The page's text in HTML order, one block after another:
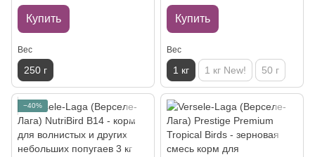
Купить
Вес
250 г
Купить
Вес
1 кг 1 кг New! 50 г
−40%